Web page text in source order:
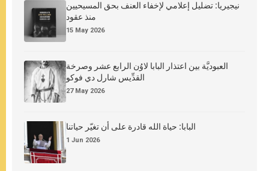
نيجيريا: تضليل إعلامي لإخفاء العنف بحق المسيحيين
منذ عقود
15 May 2026
العبوديَّة بين اعتذار البابا لاوُن الرابع عشر وصرخة
القدِّيس شارل دي فوكو
27 May 2026
البابا: حياة الله قادرة على أن تغيّر حياتنا
1 Jun 2026